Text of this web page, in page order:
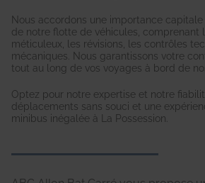
Nous accordons une importance
de notre flotte de véhicules, comprenant
méticuleux, les révisions, les contrôles
mécaniques. Nous garantissons votre
tout au long de vos voyages à bord de
Optez pour notre expertise et notre
déplacements sans souci et une
minibus inégalée à La Possession.